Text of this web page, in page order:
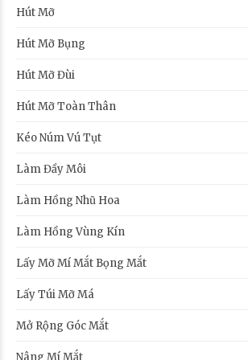
Hút Mỡ
Hút Mỡ Bụng
Hút Mỡ Đùi
Hút Mỡ Toàn Thân
Kéo Núm Vú Tụt
Làm Đầy Môi
Làm Hồng Nhũ Hoa
Làm Hồng Vùng Kín
Lấy Mỡ Mí Mắt Bọng Mắt
Lấy Túi Mỡ Má
Mở Rộng Góc Mắt
Nâng Mí Mắt